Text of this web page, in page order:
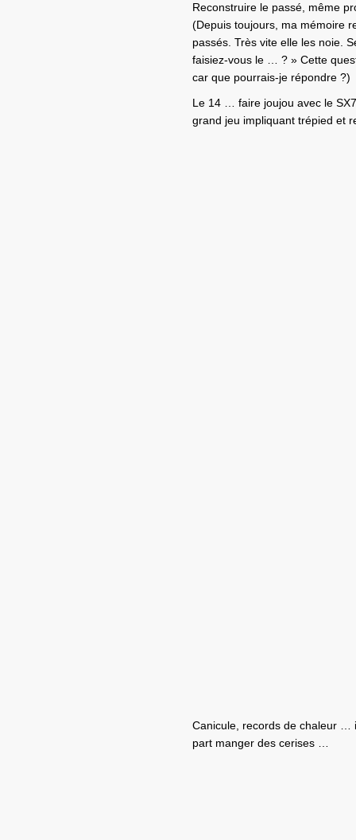
Reconstruire le passé, même
(Depuis toujours, ma mémoire
passés. Très vite elle les noie.
faisiez-vous le … ? » Cette
car que pourrais-je répondre ?)
Le 14 … faire joujou avec le
grand jeu impliquant trépied
Canicule, records de chaleur
part manger des cerises …